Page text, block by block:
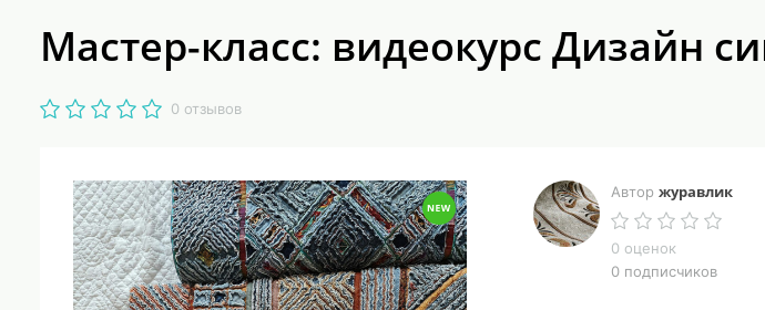
Мастер-класс: видеокурс Дизайн
0 отзывов
Автор журавлик
0 оценок
0 подписчиков